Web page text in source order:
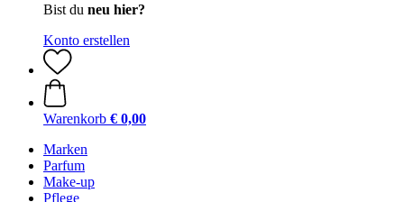
Bist du neu hier?
Konto erstellen
Warenkorb € 0,00
Marken
Parfum
Make-up
Pflege